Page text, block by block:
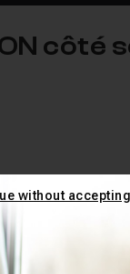
côté